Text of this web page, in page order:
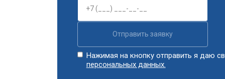
Отправить заявку
Нажимая на кнопку отправить я даю
персональных данных.